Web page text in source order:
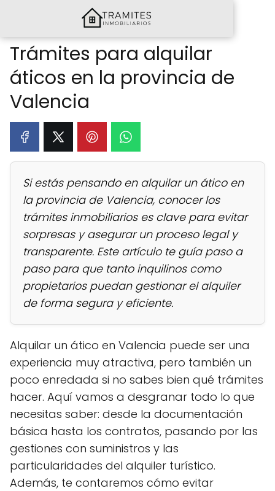
Trámites para alquilar
áticos en la provincia de
Valencia
Si estás pensando en alquilar un ático en
la provincia de Valencia, conocer los
trámites inmobiliarios es clave para evitar
sorpresas y asegurar un proceso legal y
transparente. Este artículo te guía paso a
paso para que tanto inquilinos como
propietarios puedan gestionar el alquiler
de forma segura y eficiente.
Alquilar un ático en Valencia puede ser una
experiencia muy atractiva, pero también un
poco enredada si no sabes bien qué trámites
hacer. Aquí vamos a desgranar todo lo que
necesitas saber: desde la documentación
básica hasta los contratos, pasando por las
gestiones con suministros y las
particularidades del alquiler turístico.
Además, te contaremos cómo evitar